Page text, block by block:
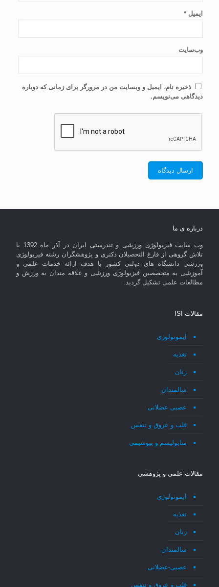
ایمیل *
وب‌سایت
ذخیره نام، ایمیل و وبسایت من در مرورگر برای زمانی که دوباره
دیدگاهی می‌نویسم.
درباره ی ما
وب سایت فیزیولوژی ورزشی و تندرستی ایران در آذر ماه 1392 با
تلاش گروهی از فارغ التحصیلان دکتری و پژوهشگران رشته فیزیولوژی
ورزشی دانشگاه های دولتی کشور با هدف ارائه خدمات علمی و
آموزشی به متخصصین فیزیولوژی ورزشی و علاقه مندان به ورزش و
مطالعات علمی تشکیل گردید.
مقالات ISI
ایمونولوژی
تغذیه
زنان
سالمندان
عصبی عضلانی
قلب و عروق و تنفس
متابولیسم و بیوشیمی
مقالات علمی و پژوهشی
ایمونولوژی
تغذیه
زنان
سالمندان
عصبی-عضلانی
قلب و عروق و تنفس